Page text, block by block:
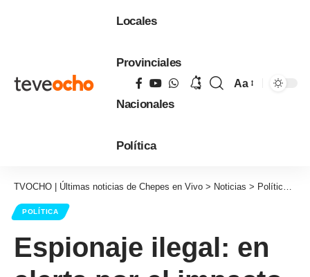
Locales
Provinciales
Nacionales
Política
Aa
TVOCHO | Últimas noticias de Chepes en Vivo > Noticias > Política >
POLÍTICA
Espionaje ilegal: en